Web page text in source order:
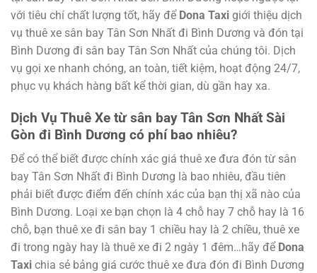
với tiêu chí chất lượng tốt, hãy để Dona Taxi giới thiệu dịch
vụ thuê xe sân bay Tân Sơn Nhất đi Bình Dương và đón tại
Bình Dương đi sân bay Tân Sơn Nhất của chúng tôi. Dịch
vụ gọi xe nhanh chóng, an toàn, tiết kiệm, hoạt động 24/7,
phục vụ khách hàng bất kể thời gian, dù gần hay xa.
Dịch Vụ Thuê Xe từ sân bay Tân Sơn Nhất Sài
Gòn đi Bình Dương có phí bao nhiêu?
Để có thể biết được chính xác giá thuê xe đưa đón từ sân
bay Tân Sơn Nhất đi Bình Dương là bao nhiêu, đầu tiên
phải biết được điểm đến chính xác của bạn thị xã nào của
Bình Dương. Loại xe bạn chọn là 4 chỗ hay 7 chỗ hay là 16
chỗ, bạn thuê xe đi sân bay 1 chiều hay là 2 chiều, thuê xe
đi trong ngày hay là thuê xe đi 2 ngày 1 đêm…hãy để Dona
Taxi chia sẻ bảng giá cước thuê xe đưa đón đi Bình Dương